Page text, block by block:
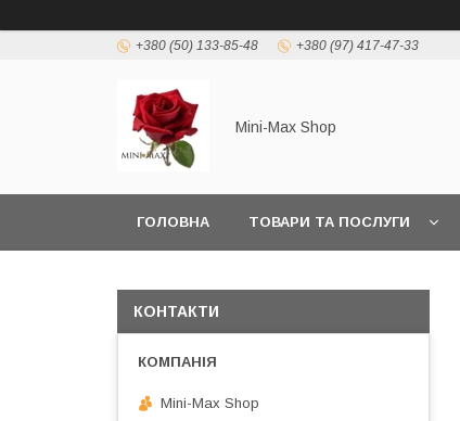
+380 (50) 133-85-48 +380 (97) 417-47-33
Mini-Max Shop
ГОЛОВНА ТОВАРИ ТА ПОСЛУГИ
КОНТАКТИ
Mini-Max Shop